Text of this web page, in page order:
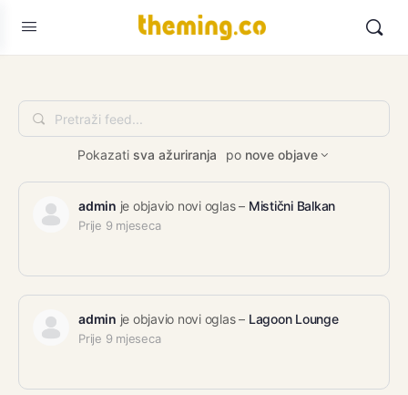
Pretraži
feed...
Pokazati sva ažuriranja po nove objave
admin je objavio novi oglas – Mistični Balkan
Prije 9 mjeseca
admin je objavio novi oglas – Lagoon Lounge
Prije 9 mjeseca